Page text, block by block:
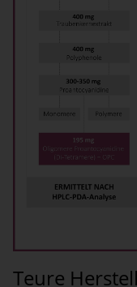
Teure